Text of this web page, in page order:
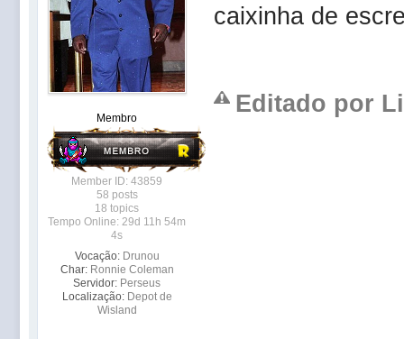
Membro
Member ID: 43859
58 posts
18 topics
Tempo Online: 29d 11h 54m
4s
Vocação: Drunou
Char: Ronnie Coleman
Servidor: Perseus
Localização: Depot de
Wisland
caixinha de
Editado por